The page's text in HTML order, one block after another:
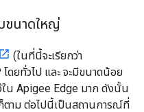
ขนาดใหญ่
(ในที่นี้จะเรียกว่า
โดยทั่วไป และ จะมีขนาดน้อย
ใน Apigee Edge มาก ดังนั้น
ก็ตาม ต่อไปนี้เป็นสถานการณ์ที่